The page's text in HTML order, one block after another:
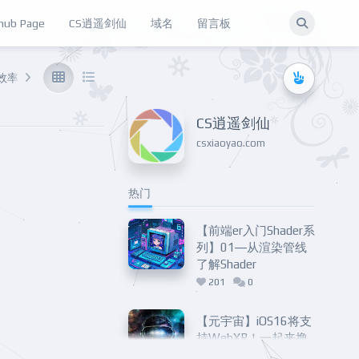
Page CS逍遥剑仙 域名 留言板
率 网络 …
CS逍遥剑仙
csxiaoyao.com
热门
【前端er入门Shader系
列】01—从渲染管线
了解Shader
201 0
【元宇宙】iOS16将支
持WebXR！一起来撸
个WebVR华容道吧